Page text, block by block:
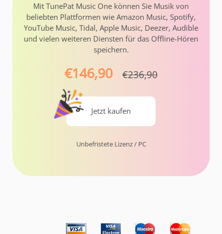
Mit TunePat Music One können Sie Musik von
beliebten Plattformen wie Amazon Music, Spotify,
YouTube Music, Tidal, Apple Music, Deezer, Audible
und vielen weiteren Diensten für das Offline-Hören
speichern.
€146,90 €236,90
Jetzt kaufen
Unbefristete Lizenz / PC